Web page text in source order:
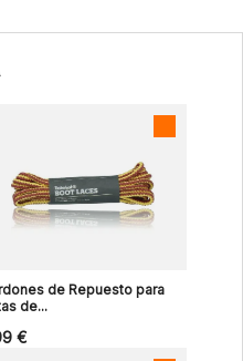
de Repuesto para
de...
€